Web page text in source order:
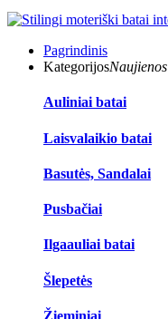
Pagrindinis
KategorijosNaujienos
Auliniai batai
Laisvalaikio batai
Basutės, Sandalai
Pusbačiai
Ilgaauliai batai
Šlepetės
Žieminiai